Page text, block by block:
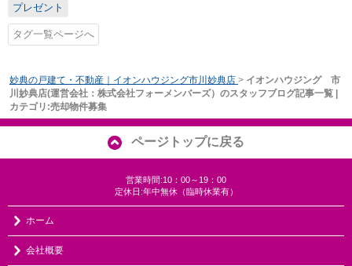
プレゼント
タグ一覧ページへ
妙典の戸建て・不動産｜イオンハウジング市川妙典店 > イオンハウジング 市
川妙典店(運営会社：株式会社フォーメンバーズ）のスタッフブログ記事一覧 |
カテゴリ:売却物件募集
ページトップに戻る
営業時間:10：00～19：00
定休日:年中無休（臨時休業有）
ホーム
会社概要